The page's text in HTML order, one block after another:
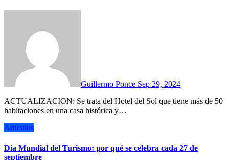
Guillermo Ponce Sep 29, 2024
ACTUALIZACION: Se trata del Hotel del Sol que tiene más de 50
habitaciones en una casa histórica y…
Artículos
Día Mundial del Turismo: por qué se celebra cada 27 de
septiembre